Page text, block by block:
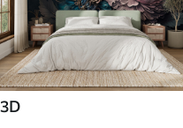
3D